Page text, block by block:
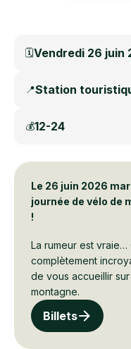
🗓️Vendredi 26 juin
📍Station
💰12-24
Le 26 juin 2026
journée de vélo de
!
La rumeur est
complètement
de vous accueillir
montagne.
Billets